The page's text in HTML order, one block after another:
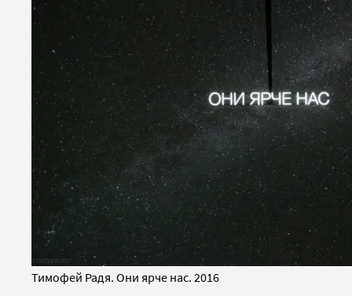
Тимофей Радя. Они ярче нас. 2016